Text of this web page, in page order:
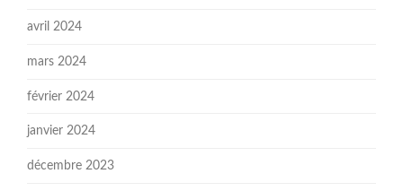
avril 2024
mars 2024
février 2024
janvier 2024
décembre 2023